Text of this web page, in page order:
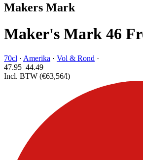
Makers Mark
Maker's Mark 46
70cl · Amerika · Vol & Rond ·
47.95 44.49
Incl. BTW (€63,56/l)